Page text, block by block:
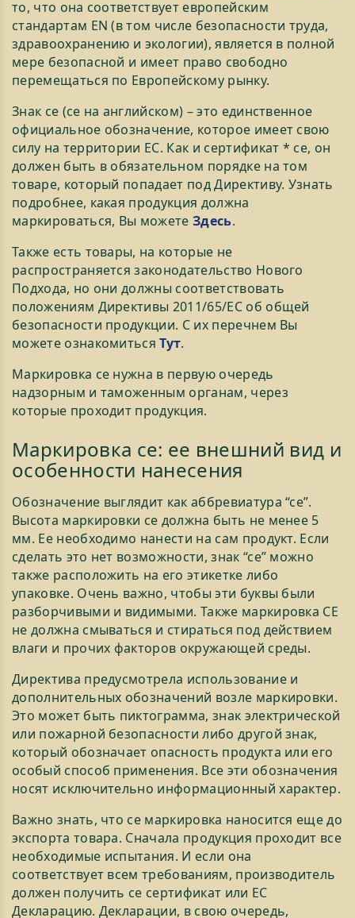
то, что она соответствует европейским
стандартам EN (в том числе безопасности труда,
здравоохранению и экологии), является в полной
мере безопасной и имеет право свободно
перемещаться по Европейскому рынку.
Знак се (ce на английском) – это единственное
официальное обозначение, которое имеет свою
силу на территории ЕС. Как и сертификат * се, он
должен быть в обязательном порядке на том
товаре, который попадает под Директиву. Узнать
подробнее, какая продукция должна
маркироваться, Вы можетеЗдесь.
Также есть товары, на которые не
распространяется законодательство Нового
Подхода, но они должны соответствовать
положениям Директивы 2011/65/ЕС об общей
безопасности продукции. С их перечнем Вы
можете ознакомитьсяТут.
Маркировка се нужна в первую очередь
надзорным и таможенным органам, через
которые проходит продукция.
Маркировка ce: ее внешний вид и
особенности нанесения
Обозначение выглядит как аббревиатура “се”.
Высота маркировки се должна быть не менее 5
мм. Ее необходимо нанести на сам продукт. Если
сделать это нет возможности, знак “се” можно
также расположить на его этикетке либо
упаковке. Очень важно, чтобы эти буквы были
разборчивыми и видимыми. Также маркировка СЕ
не должна смываться и стираться под действием
влаги и прочих факторов окружающей среды.
Директива предусмотрела использование и
дополнительных обозначений возле маркировки.
Это может быть пиктограмма, знак электрической
или пожарной безопасности либо другой знак,
который обозначает опасность продукта или его
особый способ применения. Все эти обозначения
носят исключительно информационный характер.
Важно знать, что се маркировка наносится еще до
экспорта товара. Сначала продукция проходит все
необходимые испытания. И если она
соответствует всем требованиям, производитель
должен получить се сертификат или ЕС
Декларацию. Декларации, в свою очередь,